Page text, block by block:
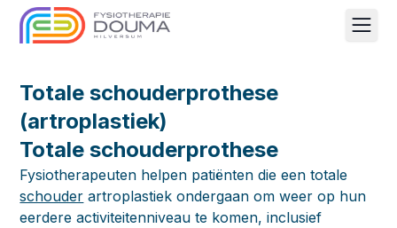
Totale schouderprothese
(artroplastiek)
Totale schouderprothese
Fysiotherapeuten helpen patiënten die een totale
schouder artroplastiek ondergaan om weer op hun
eerdere activiteitenniveau te komen, inclusief